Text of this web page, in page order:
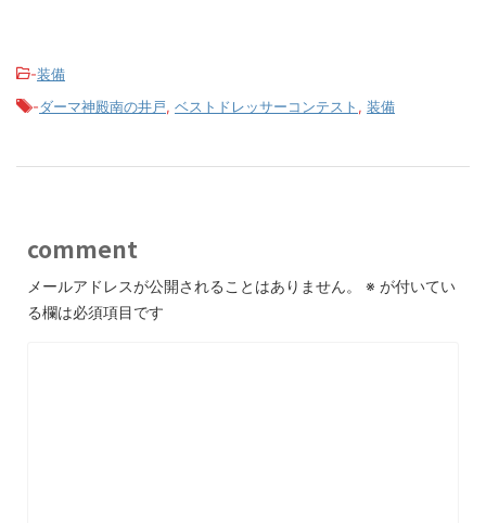
-装備
-ダーマ神殿南の井戸, ベストドレッサーコンテスト , 装備
comment
メールアドレスが公開されることはありません。 ※ が付いてい
る欄は必須項目です